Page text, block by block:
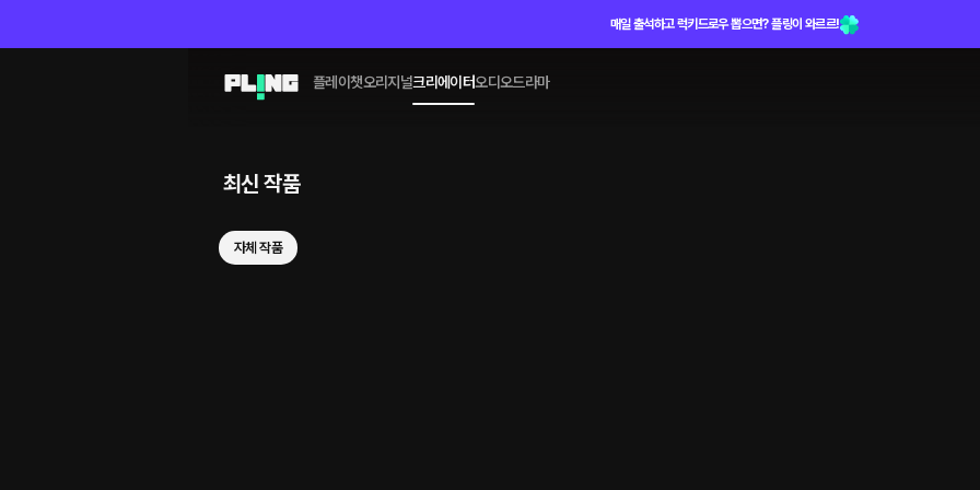
매일 출석하고 럭키드로우 뽑으면? 플링이 와르르!
플레이챗오리지널크리에이터오디오드라마
최신 작품
자체 작품